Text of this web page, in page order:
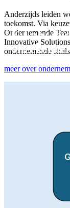
E-Lab:
toekomst.
Anderzijds leiden
toekomst. Via
Ondernemende
Innovative
ondernemende
meer over